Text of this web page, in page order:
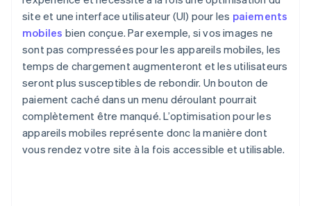
site et une interface utilisateur (UI) pour les paiements
mobiles bien conçue. Par exemple, si vos images ne
sont pas compressées pour les appareils mobiles, les
temps de chargement augmenteront et les utilisateurs
seront plus susceptibles de rebondir. Un bouton de
paiement caché dans un menu déroulant pourrait
complètement être manqué. L’optimisation pour les
appareils mobiles représente donc la manière dont
vous rendez votre site à la fois accessible et utilisable.